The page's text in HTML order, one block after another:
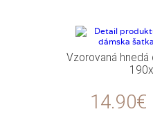
Vzorovaná hnedá
14.90€